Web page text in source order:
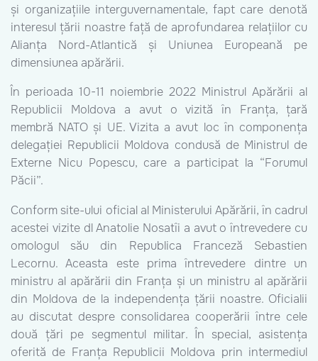
și organizațiile interguvernamentale, fapt care denotă
interesul țării noastre față de aprofundarea relațiilor cu
Alianța Nord-Atlantică și Uniunea Europeană pe
dimensiunea apărării.
În perioada 10-11 noiembrie 2022 Ministrul Apărării al
Republicii Moldova a avut o vizită în Franța, țară
membră NATO și UE. Vizita a avut loc în componența
delegației Republicii Moldova condusă de Ministrul de
Externe Nicu Popescu, care a participat la “Forumul
Păcii”.
Conform site-ului oficial al Ministerului Apărării, în cadrul
acestei vizite dl Anatolie Nosatîi a avut o întrevedere cu
omologul său din Republica Franceză Sebastien
Lecornu. Aceasta este prima întrevedere dintre un
ministru al apărării din Franța și un ministru al apărării
din Moldova de la independența țării noastre. Oficialii
au discutat despre consolidarea cooperării între cele
două țări pe segmentul militar. În special, asistența
oferită de Franța Republicii Moldova prin intermediul